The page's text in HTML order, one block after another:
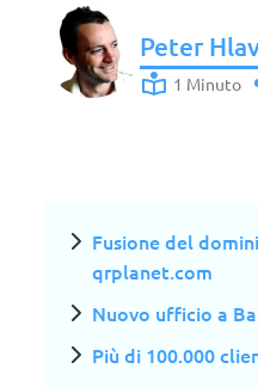
Peter
1 Minuto
Fusione del
qrplanet.com
Nuovo ufficio a
Più di 100.000